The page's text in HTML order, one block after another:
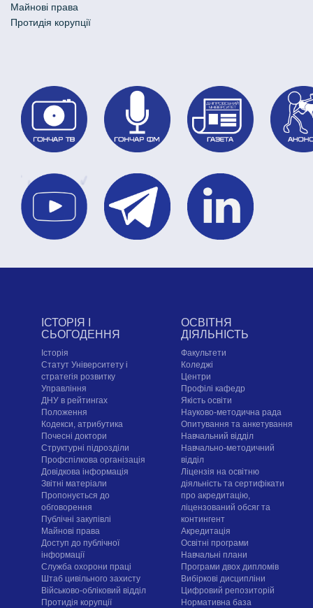
Майнові права
Протидія корупції
ІСТОРІЯ І
СЬОГОДЕННЯ
Історія
Статут Університету і
стратегія розвитку
Управління
ДНУ в рейтингах
Положення
Кодекси, атрибутика
Почесні доктори
Структурні підрозділи
Профспілкова організація
Довідкова інформація
Звітні матеріали
Пропонується до
обговорення
Публічні закупівлі
Майнові права
Доступ до публічної
інформації
Служба охорони праці
Штаб цивільного захисту
Військово-обліковий відділ
Протидія корупції
ОСВІТНЯ
ДІЯЛЬНІСТЬ
Факультети
Коледжі
Центри
Профілі кафедр
Якість освіти
Науково-методична рада
Опитування та анкетування
Навчальний відділ
Навчально-методичний
відділ
Ліцензія на освітню
діяльність та сертифікати
про акредитацію,
ліцензований обсяг та
контингент
Акредитація
Освітні програми
Навчальні плани
Програми двох дипломів
Вибіркові дисципліни
Цифровий репозиторій
Нормативна база